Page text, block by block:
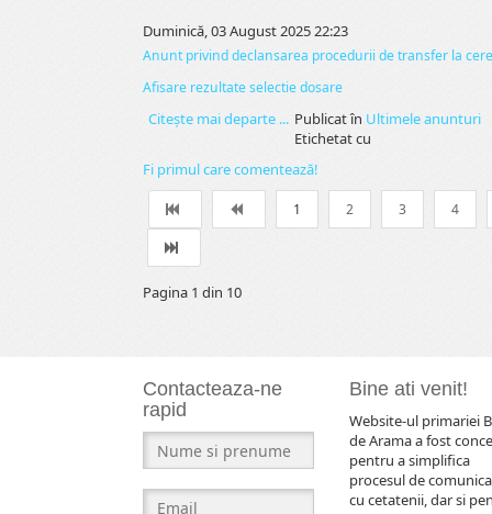
Duminică, 03 August 2025 22:23
Anunt privind declansarea procedurii de transfer la
Afisare rezultate selectie dosare
Citeşte mai departe ... Publicat în Ultimele anunturi
Etichetat cu
Fi primul care comentează!
1 2 3 4
Pagina 1 din 10
Contacteaza-ne
rapid
Bine ati venit!
Website-ul primariei
de Arama a fost
pentru a simplifica
procesul de
cu cetatenii, dar si